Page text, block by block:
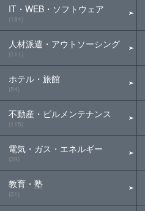
IT・WEB・ソフトウェア
(184)
人材派遣・アウトソーシング
(111)
ホテル・旅館
(54)
不動産・ビルメンテナンス
(115)
電気・ガス・エネルギー
(39)
教育・塾
(31)